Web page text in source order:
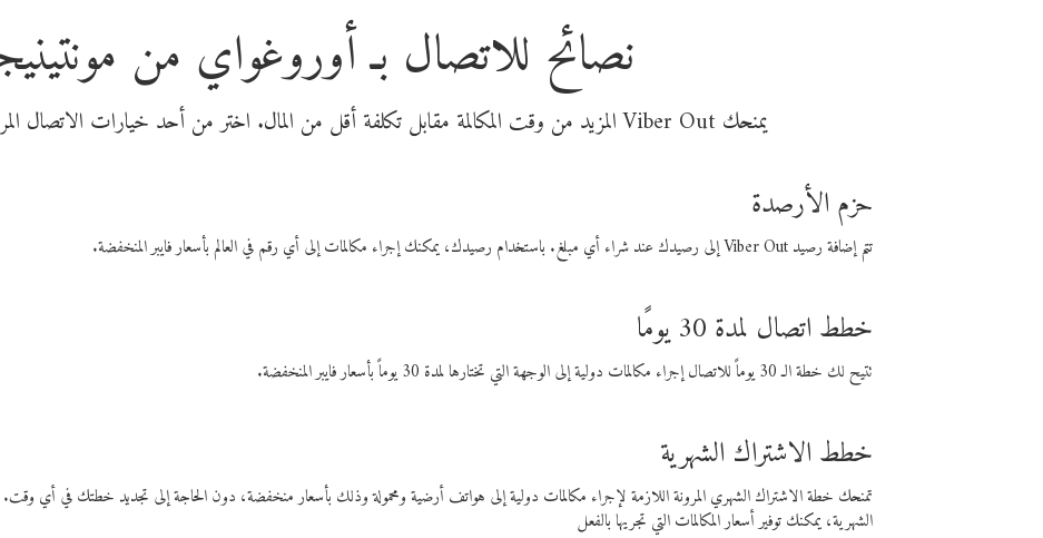
نصائح للاتصال بـ أوروغواي من
يمنحك Viber Out المزيد من وقت المكالمة مقابل تكلفة أقل من المال. اختر من أحد خيارات الاتصال المرنة ذات السعر المنخفض:
حزم الأرصدة
تتم إضافة رصيد Viber Out إلى رصيدك عند شراء أي مبلغ. باستخدام رصيدك، يمكنك إجراء مكالمات إلى أي رقم في العالم بأسعار فايبر المنخفضة.
خطط اتصال لمدة 30 يومًا
تتيح لك خطة الـ 30 يوماً للاتصال إجراء مكالمات دولية إلى الوجهة التي تختارها لمدة 30 يوماً بأسعار فايبر المنخفضة.
خطط الاشتراك الشهرية
تمنحك خطة الاشتراك الشهري المرونة اللازمة لإجراء مكالمات دولية إلى هواتف أرضية ومحمولة وذلك بأسعار منخفضة، دون الحاجة إلى تجديد خطتك في أي
الشهرية، يمكنك توفير أسعار المكالمات التي تجريها بالفعل